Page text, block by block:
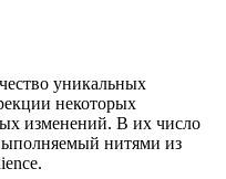
уникальных
некоторых
изменений. В их число
нитями из